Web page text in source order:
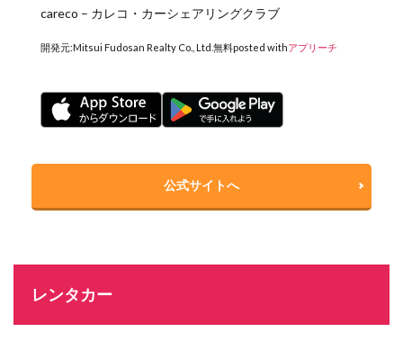
careco – カレコ・カーシェアリングクラブ
開発元:Mitsui Fudosan Realty Co., Ltd. 無料posted withアプリーチ
公式サイトへ
レンタカー